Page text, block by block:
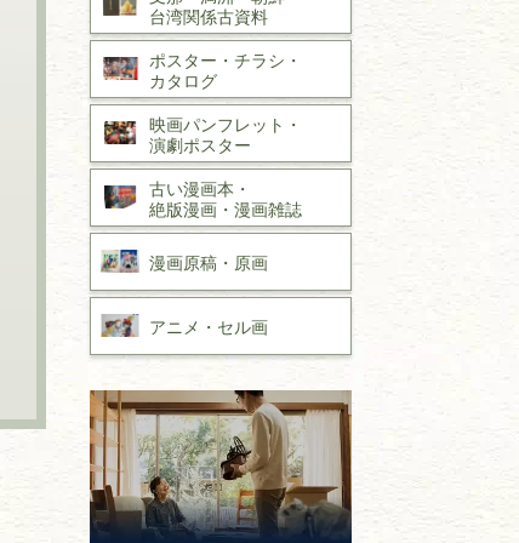
台湾関係古資料
ポスター・チラシ・
カタログ
映画パンフレット・
演劇ポスター
古い漫画本・
絶版漫画・漫画雑誌
漫画原稿・ 原画
アニメ・ セル画